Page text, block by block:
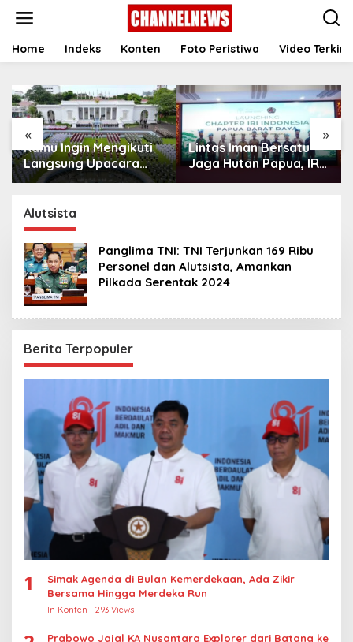
t
Home Indeks Konten Foto Peristiwa Video Terkini
« »
Kamu Ingin Mengikuti
Langsung Upacara
HUT Ke-81
Istana? Ini Link
Pendaftaran Resminya
di Sini
Lintas Iman Bersatu
Jaga Hutan Papua, IRI
Indonesia Resmikan
Alutsista
Panglima TNI: TNI Terjunkan 169 Ribu
Personel dan Alutsista, Amankan
Pilkada Serentak 2024
Berita Terpopuler
1
Simak Agenda di Bulan Kemerdekaan, Ada Zikir
Bersama Hingga Merdeka Run
In Konten 293 Views
Prabowo Jajal KA Nusantara Explorer dari Batang ke